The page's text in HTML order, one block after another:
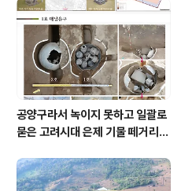
공양구라서 녹이지 못하고 일괄로
묻은 고려시대 은제 기물 떼거리로